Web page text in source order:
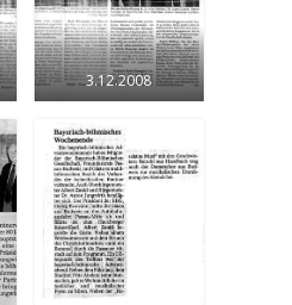
3.12.2008